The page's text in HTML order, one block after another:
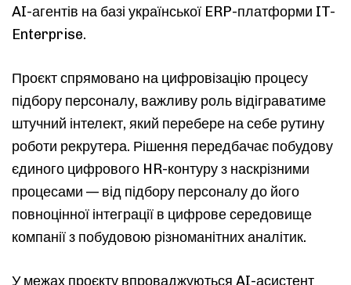
Type and hit enter
AI-агентів на базі української ERP-платформи IT-
Enterprise.
Проєкт спрямовано на цифровізацію процесу
підбору персоналу, важливу роль відіграватиме
штучний інтелект, який перебере на себе рутину
роботи рекрутера. Рішення передбачає побудову
єдиного цифрового HR-контуру з наскрізними
процесами — від підбору персоналу до його
повноцінної інтеграції в цифрове середовище
компанії з побудовою різноманітних аналітик.
У межах проєкту впроваджуються AI-асистент